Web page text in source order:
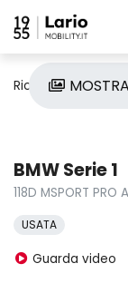
Ricerca auto
BMW Serie 1
118D MSPORT PRO
USATA
Guarda video